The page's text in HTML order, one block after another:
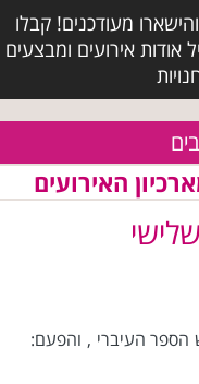
מעודכנים! קבלו
אודות אירועים ומבצעים
האירועים
הספר העיברי , והפעם: